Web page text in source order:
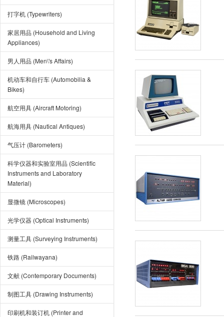
打字机 (Typewriters)
家居用品 (Household and Living
Appliances)
男人用品 (Men\'s Affairs)
机动车和自行车 (Automobilia &
Bikes)
航空用具 (Aircraft Motoring)
航海用具 (Nautical Antiques)
气压计 (Barometers)
科学仪器和实验室用品 (Scientific
Instruments and Laboratory
Material)
显微镜 (Microscopes)
光学仪器 (Optical Instruments)
测量工具 (Surveying Instruments)
铁路 (Railwayana)
文献 (Contemporary Documents)
制图工具 (Drawing Instruments)
印刷机和装订机 (Printer and